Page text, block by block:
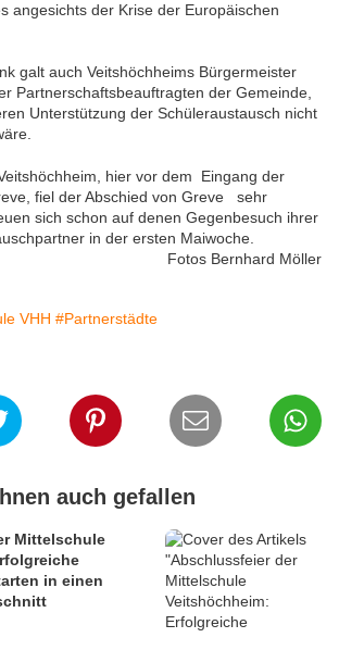
angesichts der Krise der Europäischen
galt auch Veitshöchheims Bürgermeister
Partnerschaftsbeauftragten der Gemeinde,
Unterstützung der Schüleraustausch nicht
hier vor dem Eingang der
fiel der Abschied von Greve sehr
sich schon auf denen Gegenbesuch ihrer
in der ersten Maiwoche.
Fotos Bernhard Möller
VHH #Partnerstädte
auch gefallen
Mittelschule
in einen